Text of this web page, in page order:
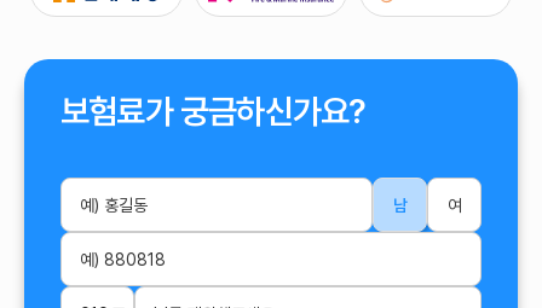
보험료가 궁금하신가요?
남 여